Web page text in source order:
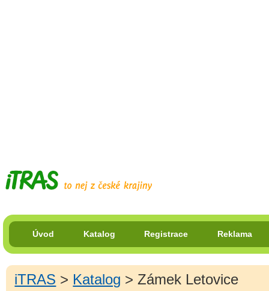
Úvod Katalog Registrace Reklama
iTRAS > Katalog > Zámek Letovice